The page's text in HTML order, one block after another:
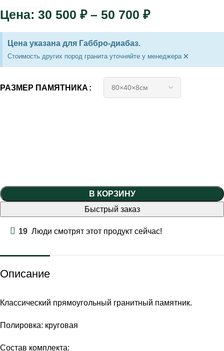
30 500 ₽ – 50 700 ₽
Цена указана для Габбро-диабаз.
Стоимость других пород гранита уточняйте у менеджера ×
РАЗМЕР ПАМЯТНИКА
В КОРЗИНУ
Быстрый заказ
19 Люди смотрят этот продукт сейчас!
Описание
Классический прямоугольный гранитный памятник.
Полировка: круговая
Состав комплекта: